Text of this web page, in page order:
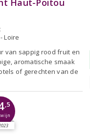
Loire
van sappig rood fruit en
aromatische smaak
of gerechten van de
,5